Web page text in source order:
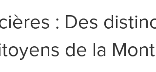
: Des
de la